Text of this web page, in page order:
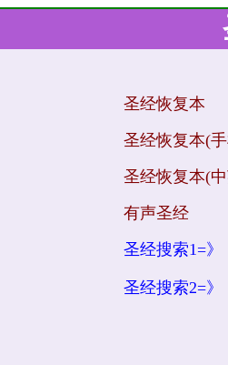
圣经恢复本
圣经恢复本(
圣经恢复本(
有声圣经
圣经搜索1=》
圣经搜索2=》